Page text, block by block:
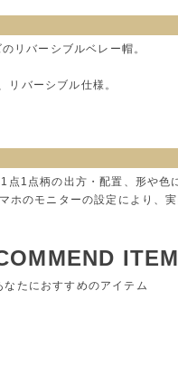
リバーシブルベレー帽。
リバーシブル仕様。
1点柄の出方・配置、形や
のモニターの設定により、
ITEM
なたにおすすめのアイテム